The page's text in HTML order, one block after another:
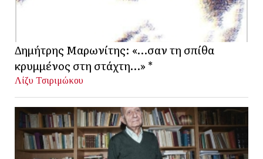
Δημήτρης Μαρωνίτης: «…σαν τη σπίθα
κρυμμένος στη στάχτη…» *
Λίζυ Τσιριμώκου